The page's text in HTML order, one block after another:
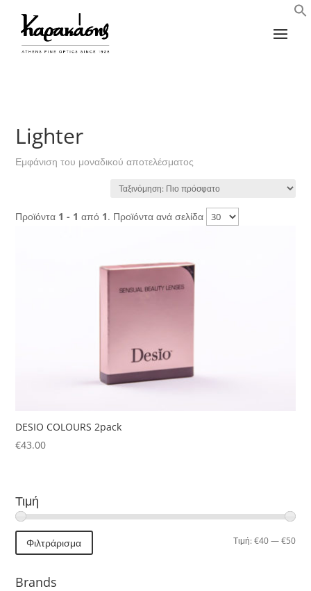
Lighter
Εμφάνιση του μοναδικού αποτελέσματος
Προϊόντα 1 - 1 από 1. Προϊόντα ανά σελίδα
DESIO COLOURS 2pack
€43.00
Τιμή
Φιλτράρισμα Τιμή:€40—€50
Brands